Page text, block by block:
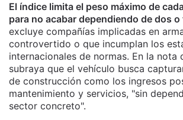
El índice limita el peso máximo de
para no acabar dependiendo de dos
excluye compañías implicadas en
controvertido o que incumplan los
internacionales de normas. En la nota
subraya que el vehículo busca
de construcción como los ingresos
mantenimiento y servicios, "sin
sector concreto".